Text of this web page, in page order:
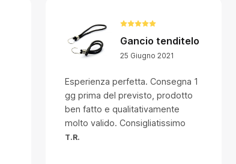
Gancio tenditelo
25 Giugno 2021
Esperienza perfetta. Consegna 1
gg prima del previsto, prodotto
ben fatto e qualitativamente
molto valido. Consigliatissimo
T.R.